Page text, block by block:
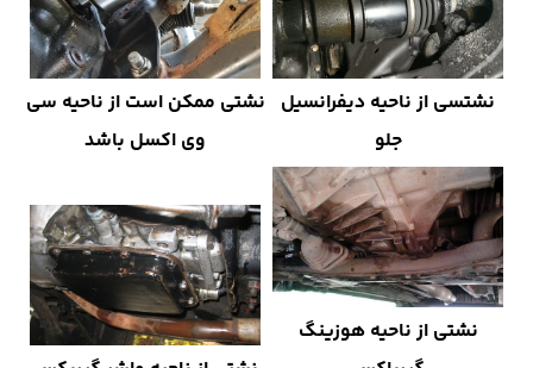
نشتسی از ناحیه دیفرانسیل
جلو
نشتی ممکن است از ناحیه سی
وی اکسل باشد
نشتی از ناحیه هوزینگ